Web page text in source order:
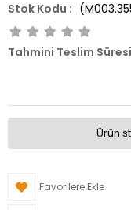
Tahmini Teslim Süresi
Ürün
Favorilere Ekle